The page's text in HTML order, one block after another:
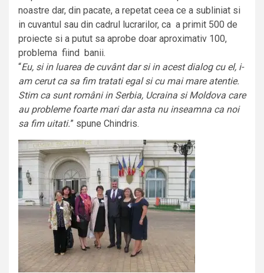
noastre dar, din pacate, a repetat ceea ce a subliniat si
in cuvantul sau din cadrul lucrarilor, ca a primit 500 de
proiecte si a putut sa aprobe doar aproximativ 100,
problema fiind banii.
“Eu, si in luarea de cuvânt dar si in acest dialog cu el, i-
am cerut ca sa fim tratati egal si cu mai mare atentie.
Stim ca sunt români in Serbia, Ucraina si Moldova care
au probleme foarte mari dar asta nu inseamna ca noi
sa fim uitati.” spune Chindris.